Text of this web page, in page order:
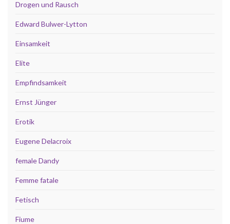
Drogen und Rausch
Edward Bulwer-Lytton
Einsamkeit
Elite
Empfindsamkeit
Ernst Jünger
Erotik
Eugene Delacroix
female Dandy
Femme fatale
Fetisch
Fiume